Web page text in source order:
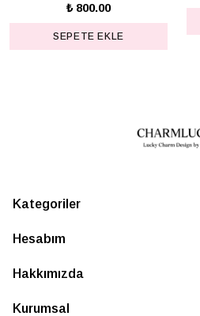
₺ 800.00
SEPETE EKLE
Kategoriler
Hesabım
Hakkımızda
Kurumsal